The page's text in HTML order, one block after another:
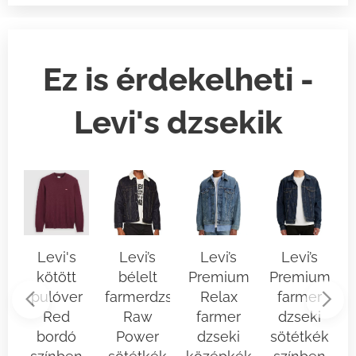
Ez is érdekelheti -
Levi's dzsekik
Levi's
kötött
pulóver
Red
bordó
Levi’s
bélelt
farmerdzseki
Raw
Power
Levi’s
Premium
Relax
farmer
dzseki
Levi’s
Premium
farmer
dzseki
sötétkék